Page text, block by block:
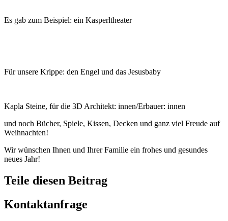
Es gab zum Beispiel: ein Kasperltheater
Für unsere Krippe: den Engel und das Jesusbaby
Kapla Steine, für die 3D Architekt: innen/Erbauer: innen
und noch Bücher, Spiele, Kissen, Decken und ganz viel Freude auf
Weihnachten!
Wir wünschen Ihnen und Ihrer Familie ein frohes und gesundes
neues Jahr!
Teile diesen Beitrag
Kontaktanfrage